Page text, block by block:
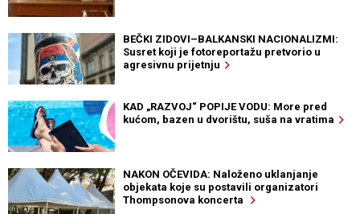
BEČKI ZIDOVI–BALKANSKI NACIONALIZMI:
Susret koji je fotoreportažu pretvorio u
agresivnu prijetnju
KAD „RAZVOJ“ POPIJE VODU: More pred
kućom, bazen u dvorištu, suša na vratima
NAKON OČEVIDA: Naloženo uklanjanje
objekata koje su postavili organizatori
Thompsonova koncerta